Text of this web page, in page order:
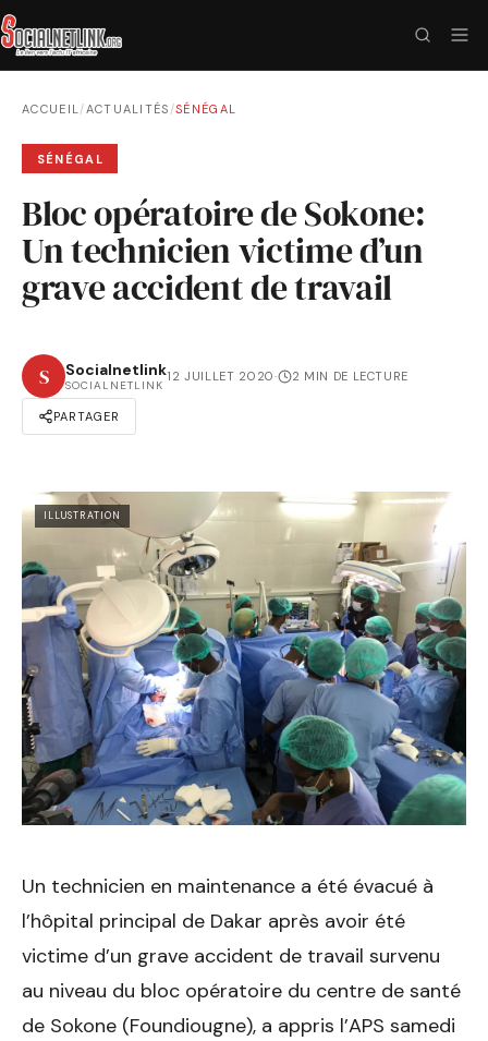
ACCUEIL/ACTUALITÉS /SÉNÉGAL
SÉNÉGAL
Bloc opératoire de Sokone:
Un technicien victime d’un
grave accident de travail
S Socialnetlink
SOCIALNETLINK
12 JUILLET 2020· 2 MIN DE LECTURE
PARTAGER
ILLUSTRATION
Un technicien en maintenance a été évacué à
l’hôpital principal de Dakar après avoir été
victime d’un grave accident de travail survenu
au niveau du bloc opératoire du centre de santé
de Sokone (Foundiougne), a appris l’APS samedi